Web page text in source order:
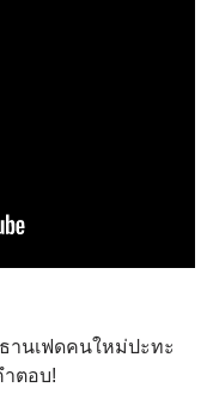
านเฟดคนใหม่ปะทะ
ำตอบ!